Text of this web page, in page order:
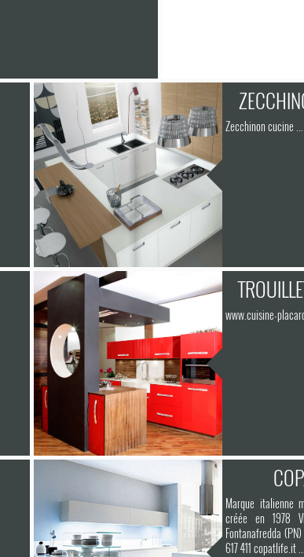
Zecchinon cucine ...
www.cuisine-
Marque italienne
créée en 1978
Fontanafredda
617 411 copatlife.it ...